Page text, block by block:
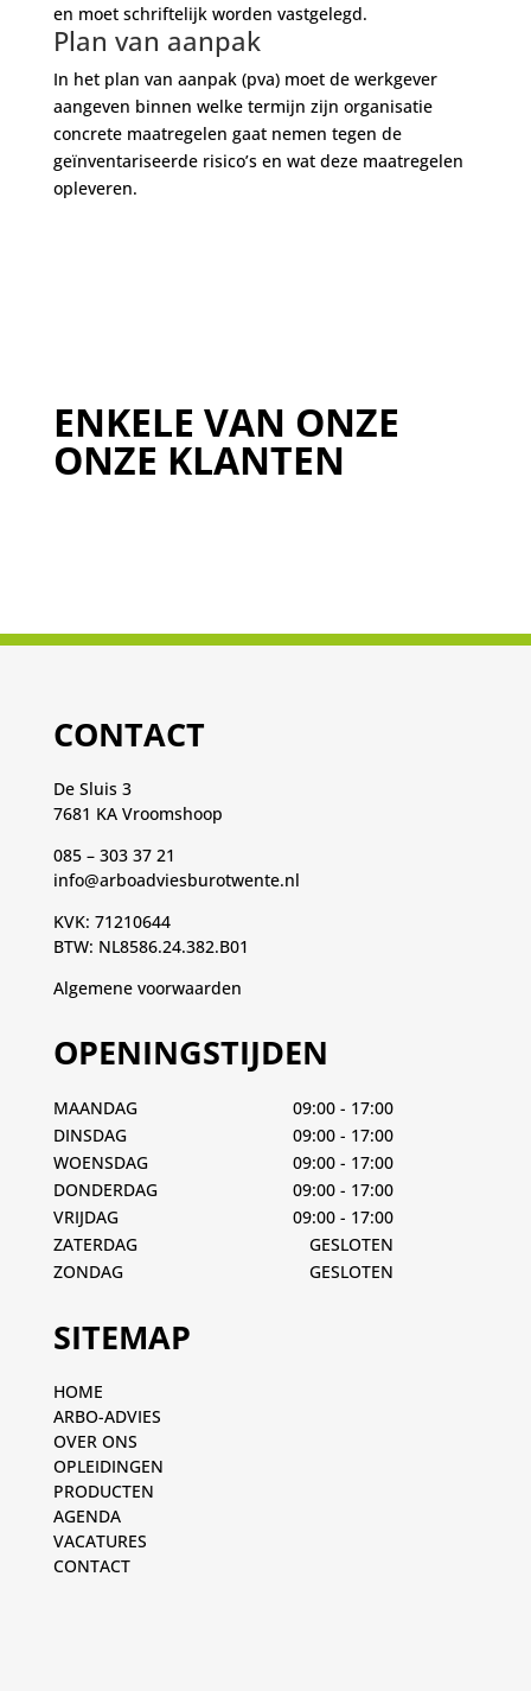
en moet schriftelijk worden vastgelegd.
Plan van aanpak
In het plan van aanpak (pva) moet de werkgever
aangeven binnen welke termijn zijn organisatie
concrete maatregelen gaat nemen tegen de
geïnventariseerde risico’s en wat deze maatregelen
opleveren.
ENKELE VAN ONZE
ONZE KLANTEN
CONTACT
De Sluis 3
7681 KA Vroomshoop
085 – 303 37 21
info@arboadviesburotwente.nl
KVK: 71210644
BTW: NL8586.24.382.B01
Algemene voorwaarden
OPENINGSTIJDEN
MAANDAG
09:00 - 17:00
DINSDAG
09:00 - 17:00
WOENSDAG
09:00 - 17:00
DONDERDAG
09:00 - 17:00
VRIJDAG
09:00 - 17:00
ZATERDAG
GESLOTEN
ZONDAG
GESLOTEN
SITEMAP
HOME
ARBO-ADVIES
OVER ONS
OPLEIDINGEN
PRODUCTEN
AGENDA
VACATURES
CONTACT